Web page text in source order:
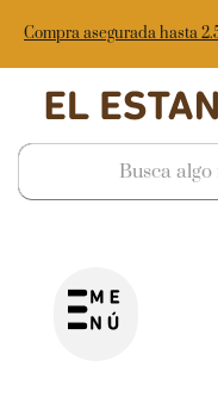
Compra asegurada hasta